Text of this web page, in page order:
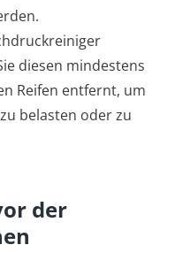
diesen mindestens
Reifen entfernt, um
belasten oder zu
der